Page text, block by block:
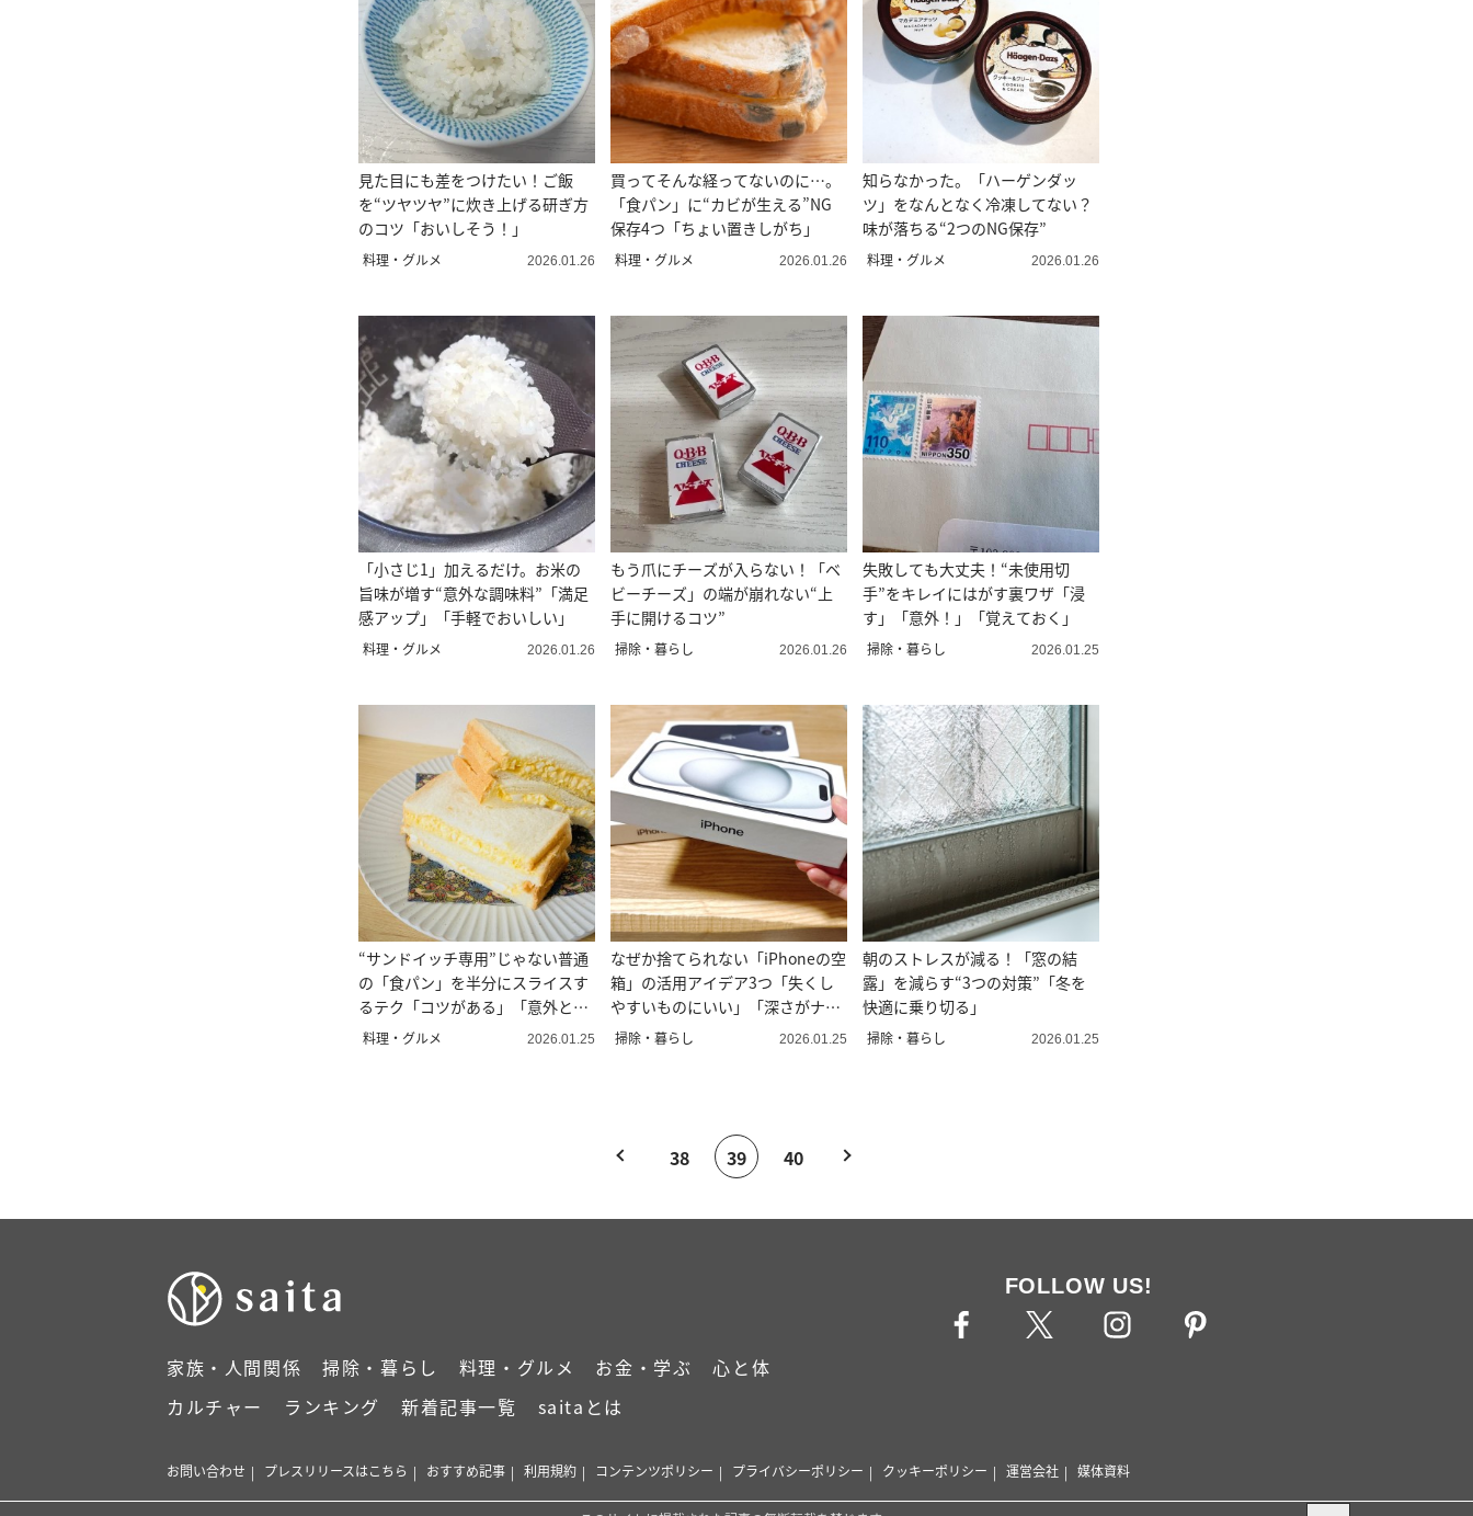
見た目にも差をつけたい！ご飯
を“ツヤツヤ”に炊き上げる研ぎ方
のコツ「おいしそう！」
料理・グルメ 2026.01.26
買ってそんな経ってないのに…。
「食パン」に“カビが生える”NG
保存4つ「ちょい置きしがち」
料理・グルメ 2026.01.26
知らなかった。「ハーゲンダッ
ツ」をなんとなく冷凍してない？
味が落ちる“2つのNG保存”
料理・グルメ 2026.01.26
「小さじ1」加えるだけ。お米の
旨味が増す“意外な調味料”「満足
感アップ」「手軽でおいしい」
料理・グルメ 2026.01.26
もう爪にチーズが入らない！「ベ
ビーチーズ」の端が崩れない“上
手に開けるコツ”
掃除・暮らし 2026.01.26
失敗しても大丈夫！“未使用切
手”をキレイにはがす裏ワザ「浸
す」「意外！」「覚えておく」
掃除・暮らし 2026.01.25
“サンドイッチ専用”じゃない普通
の「食パン」を半分にスライスす
るテク「コツがある」「意外と簡
単！」
料理・グルメ 2026.01.25
なぜか捨てられない「iPhoneの空
箱」の活用アイデア3つ「失くし
やすいものにいい」「深さがナイ
ス」
掃除・暮らし 2026.01.25
朝のストレスが減る！「窓の結
露」を減らす“3つの対策”「冬を
快適に乗り切る」
掃除・暮らし 2026.01.25
38 39 40
家族・人間関係 掃除・暮らし 料理・グルメ お金・学ぶ
心と体
カルチャー
ランキング 新着記事一覧 saitaとは
FOLLOW US!
お問い合わせ プレスリリースはこちら おすすめ記事 利用規約 コンテンツポリシー プライバシーポリシー クッキーポリシー 運営会社 媒体資料